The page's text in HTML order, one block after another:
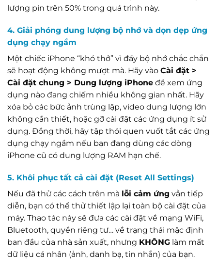
lượng pin trên 50% trong quá trình này.
4. Giải phóng dung lượng bộ nhớ và dọn dẹp ứng
dụng chạy ngầm
Một chiếc iPhone “khó thở” vì đầy bộ nhớ chắc chắn
sẽ hoạt động không mượt mà. Hãy vào Cài đặt >
Cài đặt chung > Dung lượng iPhone để xem ứng
dụng nào đang chiếm nhiều không gian nhất. Hãy
xóa bỏ các bức ảnh trùng lặp, video dung lượng lớn
không cần thiết, hoặc gỡ cài đặt các ứng dụng ít sử
dụng. Đồng thời, hãy tập thói quen vuốt tắt các ứng
dụng chạy ngầm nếu bạn đang dùng các dòng
iPhone cũ có dung lượng RAM hạn chế.
5. Khôi phục tất cả cài đặt (Reset All Settings)
Nếu đã thử các cách trên mà lỗi cảm ứng vẫn tiếp
diễn, bạn có thể thử thiết lập lại toàn bộ cài đặt của
máy. Thao tác này sẽ đưa các cài đặt về mạng WiFi,
Bluetooth, quyền riêng tư… về trạng thái mặc định
ban đầu của nhà sản xuất, nhưng KHÔNG làm mất
dữ liệu cá nhân (ảnh, danh bạ, tin nhắn) của bạn.